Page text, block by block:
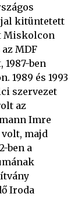
kitüntetett
Miskolcon
MDF
ben
1989 és 1993
szervezet
az
Imre
majd
ben a
Iroda